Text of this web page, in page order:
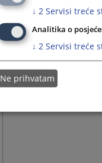
↓ 2 Servisi treće
Analitika o
↓ 2 Servisi treće
Ne prihvatam